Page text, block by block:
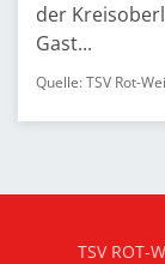
der
Gast...
Quelle: TSV Rot-
TSV ROT-